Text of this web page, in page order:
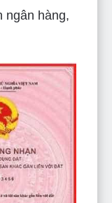
ngân hàng,